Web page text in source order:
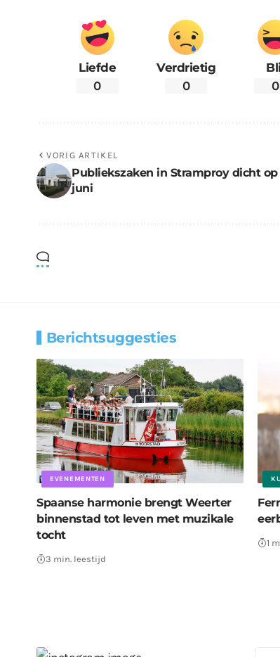
Liefde
0
Verdrietig
0 0
VORIG ARTIKEL
Publiekszaken in Stramproy dicht op
juni
Berichtsuggesties
EVENEMENTEN
Spaanse harmonie brengt Weerter
binnenstad tot leven met muzikale
tocht
3 min. leestijd
1